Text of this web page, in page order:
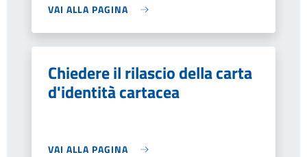
VAI ALLA PAGINA
Chiedere il rilascio della carta
d'identità cartacea
VAI ALLA PAGINA